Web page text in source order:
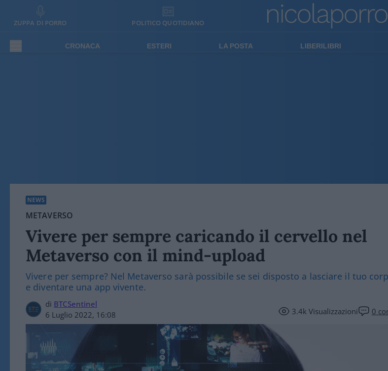
ZUPPA DI PORRO POLITICO QUOTIDIANO
CRONACA ESTERI LA POSTA LIBERILIBRI
NEWS
METAVERSO
Vivere per sempre caricando il cervello nel
Metaverso con il mind-upload
Vivere per sempre? Nel Metaverso sarà possibile se sei disposto a lasciare il tuo
e diventare una app vivente.
di BTCSentinel
6 Luglio 2022, 16:08
3.4kVisualizzazioni 0